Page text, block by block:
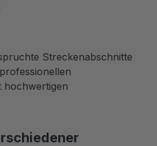
Streckenabschnitte
hochwertigen